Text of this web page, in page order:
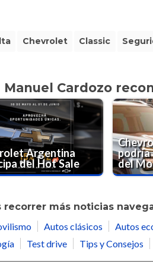
Chevrolet Classic
Manuel Cardozo
Argentina
del Hot Sale
podría
del
recorrer más noticias
Autos clásicos Autos
Test drive Tips y Consejos